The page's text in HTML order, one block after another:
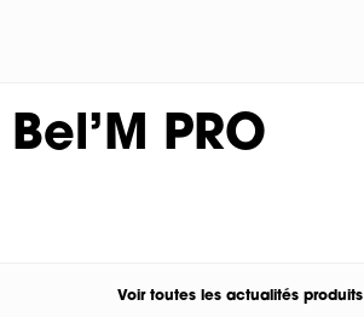
Bel’M PRO
Voir toutes les actualités produits